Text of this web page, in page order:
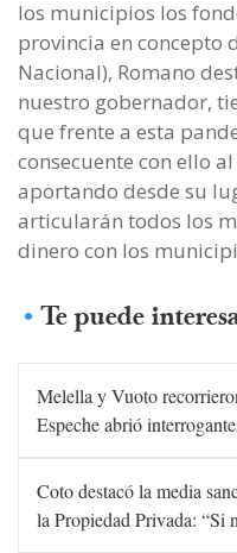
los municipios los
provincia en concepto
Nacional), Romano
nuestro gobernador,
que frente a esta
consecuente con ello
aportando desde su
articularán todos los
dinero con los
Te puede
Melella y Vuoto
Espeche abrió
Coto destacó la media
la Propiedad Privada: “Si